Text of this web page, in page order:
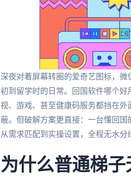
深夜对着屏幕转圈的爱奇艺图标，
初到留学时的日常。回国软件哪个
视、游戏、甚至健康码服务都挡在
蔽。但破解方案更直接：一台懂回
从需求匹配到实操设置，全程无水分
为什么普通梯